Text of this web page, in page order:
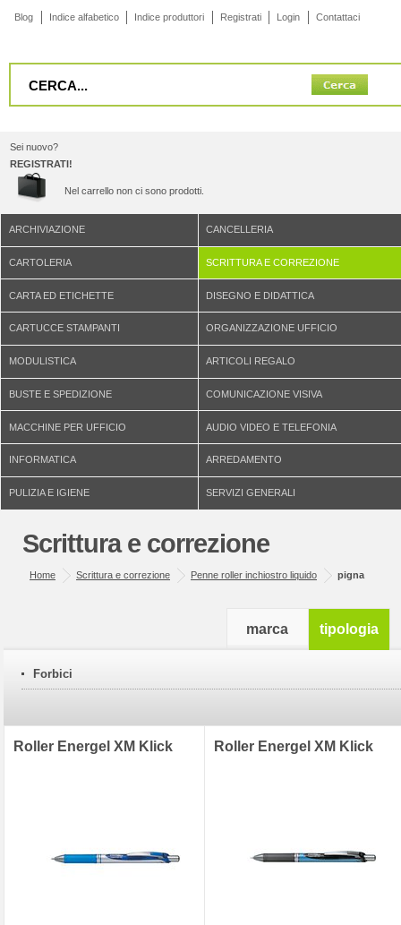
Blog Indice alfabetico Indice produttori Registrati Login Contattaci
Sei nuovo?
REGISTRATI!
Nel carrello non ci sono prodotti.
ARCHIVIAZIONE CANCELLERIA
CARTOLERIA SCRITTURA E CORREZIONE
CARTA ED ETICHETTE DISEGNO E DIDATTICA
CARTUCCE STAMPANTI ORGANIZZAZIONE UFFICIO
MODULISTICA ARTICOLI REGALO
BUSTE E SPEDIZIONE COMUNICAZIONE VISIVA
MACCHINE PER UFFICIO AUDIO VIDEO E TELEFONIA
INFORMATICA ARREDAMENTO
PULIZIA E IGIENE SERVIZI GENERALI
Scrittura e correzione
Home Scrittura e correzione Penne roller inchiostro liquido pigna
tipologia
Forbici
marca
Roller Energel XM Klick Roller Energel XM Klick